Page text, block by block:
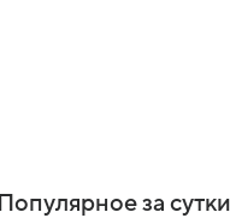
Популярное за сутки